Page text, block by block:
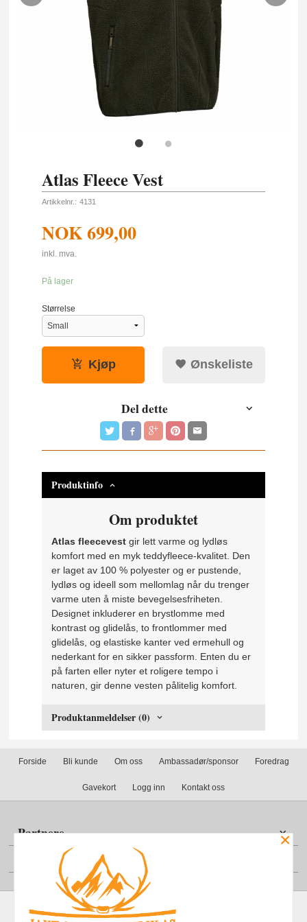
Atlas Fleece Vest
Artikkelnr.: 4131
NOK699,00
inkl. mva.
På lager
Størrelse
Kjøp Ønskeliste
Del dette
Produktinfo
Om produktet
Atlas fleecevest gir lett varme og lydløs
komfort med en myk teddyfleece-kvalitet. Den
er laget av 100 % polyester og er pustende,
lydløs og ideell som mellomlag når du trenger
varme uten å miste bevegelsesfriheten.
Designet inkluderer en brystlomme med
kontrast og glidelås, to frontlommer med
glidelås, og elastiske kanter ved ermehull og
nederkant for en sikker passform. Enten du er
på farten eller nyter et roligere tempo i
naturen, gir denne vesten pålitelig komfort.
Produktanmeldelser (0)
Forside Bli kunde Om oss Ambassadør/sponsor Foredrag
Gavekort Logg inn Kontakt oss
Partnere
Din konto
×